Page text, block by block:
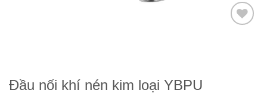
Đầu nối khí nén kim loại YBPU